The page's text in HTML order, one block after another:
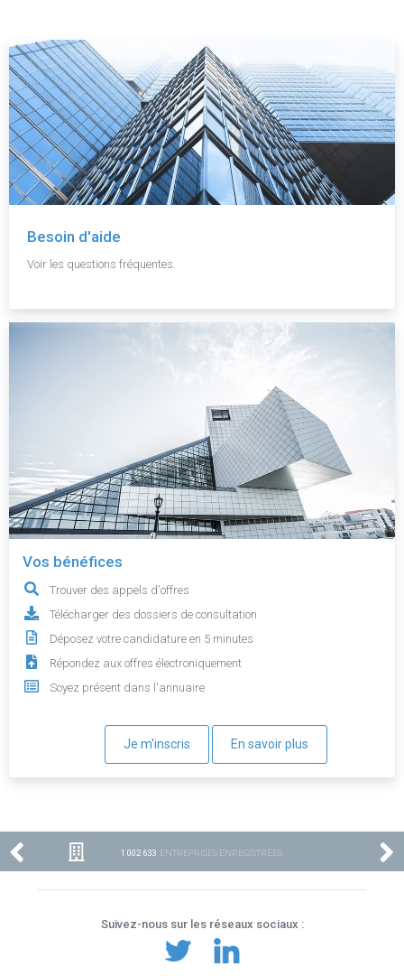
Besoin d'aide
Voir les questions fréquentes.
Vos bénéfices
Trouver des appels d'offres
Télécharger des dossiers de consultation
Déposez votre candidature en 5 minutes
Répondez aux offres électroniquement
Soyez présent dans l'annuaire
Je m'inscris En savoir plus
1 002 633 ENTREPRISES ENREGISTRÉES
Suivez-nous sur les réseaux sociaux :